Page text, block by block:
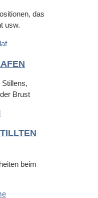
das
usw.
Brust
beim